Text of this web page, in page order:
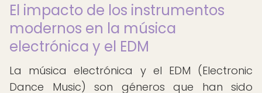
El impacto de los instrumentos
modernos en la música
electrónica y el EDM
La música electrónica y el EDM (Electronic
Dance Music) son géneros que han sido